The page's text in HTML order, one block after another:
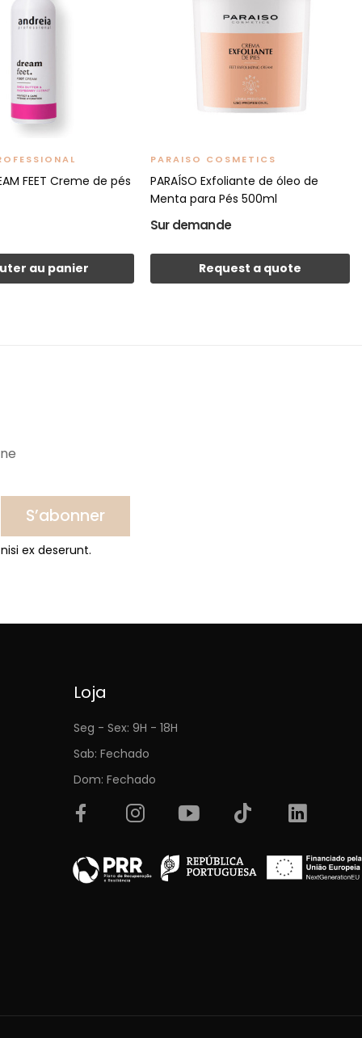
FEET Creme de pés
au panier
PARAISO COSMETICS
PARAÍSO Exfoliante de óleo de
Menta para Pés 500ml
Sur demande
Request a quote
S’abonner
ex deserunt.
Loja
Seg - Sex: 9H - 18H
Sab: Fechado
Dom: Fechado